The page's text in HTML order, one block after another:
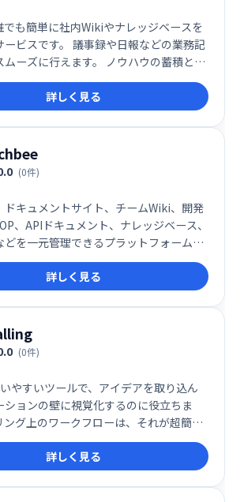
も簡単に社内Wikiやナレッジベースを
ービスです。 議事録や日報などの業務記
ムーズに行えます。 ノウハウの蓄積と共
、社内全体の生産性向上に貢献します。
るので、まずはお気軽にお試しくださ
詳しく見る
(0件)
キュメントサイト、チームWiki、開発
、APIドキュメント、ナレッジベース、
どを一元管理できるプラットフォームで
知識共有を効率化し、情報検索の時間を
上に貢献します。 スムーズな情報アク
レーションを実現し、業務の改善を支援
詳しく見る
(0件)
やすいツールで、アイデアを取り込ん
ションの壁に視覚化するのに役立ちま
ング上のワークフローは、それが超簡単
べてのアイデアを保存し、後で仕事にそ
詳しく見る